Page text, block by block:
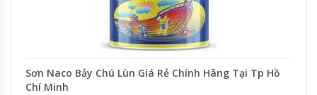
Sơn Naco Bảy Chú Lùn Giá Rẻ Chính Hãng Tại Tp Hồ
Chí Minh